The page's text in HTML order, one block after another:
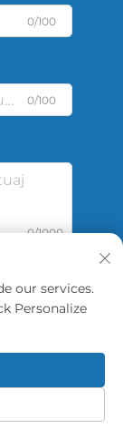
0/100
0/100
0/1000
Shengshi
our services.
Personalize